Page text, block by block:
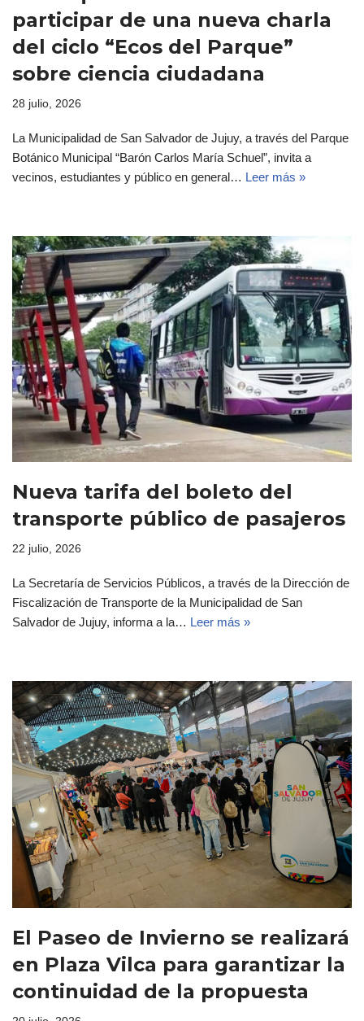
participar de una nueva charla
del ciclo “Ecos del Parque”
sobre ciencia ciudadana
28 julio, 2026
La Municipalidad de San Salvador de Jujuy, a través del Parque
Botánico Municipal “Barón Carlos María Schuel”, invita a
vecinos, estudiantes y público en general… Leer más »
Nueva tarifa del boleto del
transporte público de pasajeros
22 julio, 2026
La Secretaría de Servicios Públicos, a través de la Dirección de
Fiscalización de Transporte de la Municipalidad de San
Salvador de Jujuy, informa a la… Leer más »
El Paseo de Invierno se realizará
en Plaza Vilca para garantizar la
continuidad de la propuesta